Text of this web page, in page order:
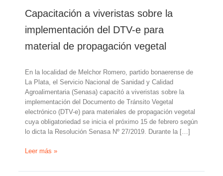
Capacitación a viveristas sobre la
implementación del DTV-e para
material de propagación vegetal
En la localidad de Melchor Romero, partido bonaerense de
La Plata, el Servicio Nacional de Sanidad y Calidad
Agroalimentaria (Senasa) capacitó a viveristas sobre la
implementación del Documento de Tránsito Vegetal
electrónico (DTV-e) para materiales de propagación vegetal
cuya obligatoriedad se inicia el próximo 15 de febrero según
lo dicta la Resolución Senasa Nº 27/2019. Durante la […]
Capacitación
viveristas
Leer más »